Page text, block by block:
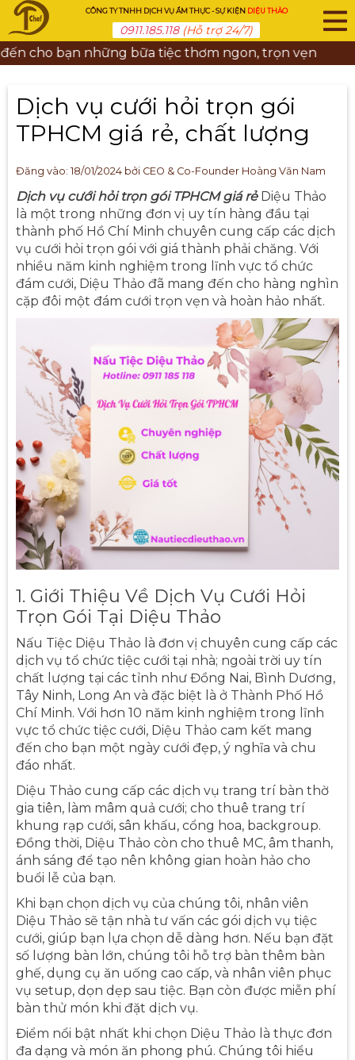
CÔNG TY TNHH DỊCH VỤ ẨM THỰC - SỰ KIỆN DIỆU THẢO
0911.185.118 (Hỗ trợ 24/7)
những bữa tiệc thơm ngon, trọn vẹn
Dịch vụ cưới hỏi trọn gói
TPHCM giá rẻ, chất lượng
Đăng vào: 18/01/2024 bởi CEO & Co-Founder Hoàng Văn Nam
Dịch vụ cưới hỏi trọn gói TPHCM giá rẻDiệu Thảo
là một trong những đơn vị uy tín hàng đầu tại
thành phố Hồ Chí Minh chuyên cung cấp các dịch
vụ cưới hỏi trọn gói với giá thành phải chăng. Với
nhiều năm kinh nghiệm trong lĩnh vực tổ chức
đám cưới, Diệu Thảo đã mang đến cho hàng nghìn
cặp đôi một đám cưới trọn vẹn và hoàn hảo nhất.
1. Giới Thiệu Về Dịch Vụ Cưới Hỏi
Trọn Gói Tại Diệu Thảo
Nấu Tiệc Diệu Thảo là đơn vị chuyên cung cấp các
dịch vụ tổ chức tiệc cưới tại nhà; ngoài trời uy tín
chất lượng tại các tỉnh như Đồng Nai, Bình Dương,
Tây Ninh, Long An và đặc biệt là ở Thành Phố Hồ
Chí Minh. Với hơn 10 năm kinh nghiệm trong lĩnh
vực tổ chức tiệc cưới, Diệu Thảo cam kết mang
đến cho bạn một ngày cưới đẹp, ý nghĩa và chu
đáo nhất.
Diệu Thảo cung cấp các dịch vụ trang trí bàn thờ
gia tiên, làm mâm quả cưới; cho thuê trang trí
khung rạp cưới, sân khấu, cổng hoa, backgroup.
Đồng thời, Diệu Thảo còn cho thuê MC, âm thanh,
ánh sáng để tạo nên không gian hoàn hảo cho
buổi lễ của bạn.
Khi bạn chọn dịch vụ của chúng tôi, nhân viên
Diệu Thảo sẽ tận nhà tư vấn các gói dịch vụ tiệc
cưới, giúp bạn lựa chọn dễ dàng hơn. Nếu bạn đặt
số lượng bàn lớn, chúng tôi hỗ trợ bàn thêm bàn
ghế, dụng cụ ăn uống cao cấp, và nhân viên phục
vụ setup, dọn dẹp sau tiệc. Bạn còn được miễn phí
bàn thử món khi đặt dịch vụ.
Điểm nổi bật nhất khi chọn Diệu Thảo là thực đơn
đa dạng và món ăn phong phú. Chúng tôi hiểu